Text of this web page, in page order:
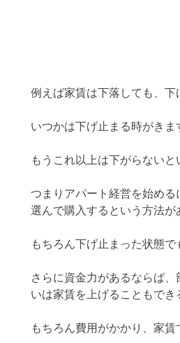
例えば家賃は下落しても、下
いつかは下げ止まる時がきま
もうこれ以上は下がらないと
つまりアパート経営を始め
選んで購入するという方法が
もちろん下げ止まった状態
さらに資金力があるならば
いは家賃を上げることもでき
もちろん費用がかかり、家